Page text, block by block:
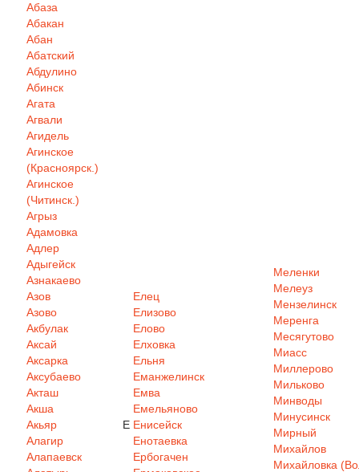
Абаза
Абакан
Абан
Абатский
Абдулино
Абинск
Агата
Агвали
Агидель
Агинское
(Красноярск.)
Агинское
(Читинск.)
Агрыз
Адамовка
Адлер
Адыгейск
Азнакаево
Азов
Азово
Акбулак
Аксай
Аксарка
Аксубаево
Акташ
Акша
Акьяр
Алагир
Алапаевск
Е
Елец
Елизово
Елово
Елховка
Ельня
Еманжелинск
Емва
Емельяново
Енисейск
Енотаевка
Ербогачен
Меленки
Мелеуз
Мензелинск
Меренга
Месягутово
Миасс
Миллерово
Мильково
Минводы
Минусинск
Мирный
Михайлов
Михайловка